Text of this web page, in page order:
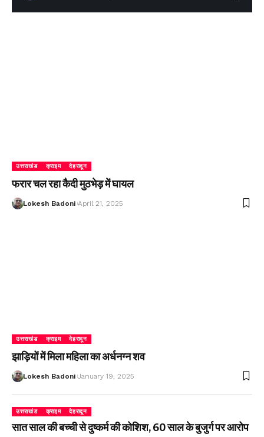
उत्तराखंड क्राइम देहरादून
फरार चल रहा कैदी मुठभेड़ में घायल
Lokesh Badoni April 21, 2025
उत्तराखंड क्राइम देहरादून
झाड़ियों में मिला महिला का अर्धनग्न शव
Lokesh Badoni January 19, 2025
उत्तराखंड क्राइम देहरादून
सात साल की बच्ची से दुष्कर्म की कोशिश, 60 साल के बुजुर्ग पर आरोप